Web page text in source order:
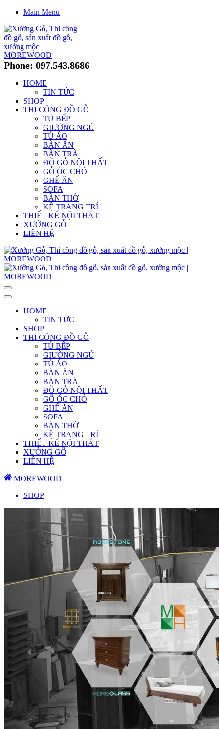
Main Menu
Phone: 097.543.8686
HOME
TIN TỨC
SHOP
THI CÔNG ĐỒ GỖ
TỦ BẾP
GIƯỜNG NGỦ
TỦ ÁO
BÀN ĂN
BÀN TRÀ
ĐỒ GỖ NỘI THẤT
GỖ ÓC CHÓ
GHẾ ĂN
SOFA
BÀN THỜ
KỆ TRANG TRÍ
THIẾT KẾ NỘI THẤT
XƯỞNG GỖ
LIÊN HỆ
HOME
TIN TỨC
SHOP
THI CÔNG ĐỒ GỖ
TỦ BẾP
GIƯỜNG NGỦ
TỦ ÁO
BÀN ĂN
BÀN TRÀ
ĐỒ GỖ NỘI THẤT
GỖ ÓC CHÓ
GHẾ ĂN
SOFA
BÀN THỜ
KỆ TRANG TRÍ
THIẾT KẾ NỘI THẤT
XƯỞNG GỖ
LIÊN HỆ
MOREWOOD
SHOP